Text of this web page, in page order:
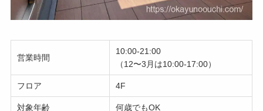
営業時間
10:00-21:00
（12〜3月は10:00-17:00）
フロア 4F
対象年齢 何歳でもOK